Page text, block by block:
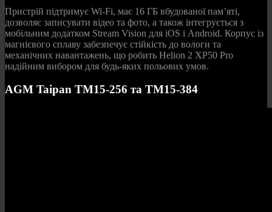
Пристрій підтримує Wi-Fi, має 16 ГБ вбудованої пам’яті,
дозволяє записувати відео та фото, а також інтегрується з
мобільним додатком Stream Vision для iOS і Android. Корпус із
магнієвого сплаву забезпечує стійкість до вологи та
механічних навантажень, що робить Helion 2 XP50 Pro
надійним вибором для будь-яких польових умов.
AGM Taipan TM15-256 та TM15-384